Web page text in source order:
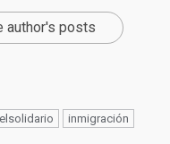
author's posts
elsolidario
inmigración